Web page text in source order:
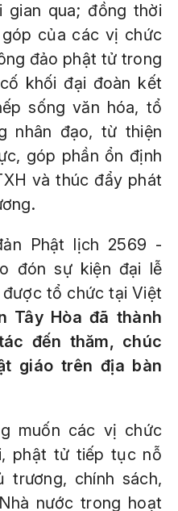
gian qua; đồng thời
của các vị chức
đảo phật tử trong
khối đại đoàn kết
sống văn hóa, tổ
nhân đạo, từ thiện
góp phần ổn định
và thúc đẩy phát
Phật lịch 2569 -
đón sự kiện đại lễ
tổ chức tại Việt
Tây Hòa đã thành
đến thăm, chúc
giáo trên địa bàn
muốn các vị chức
phật tử tiếp tục nỗ
chính sách,
nước trong hoạt